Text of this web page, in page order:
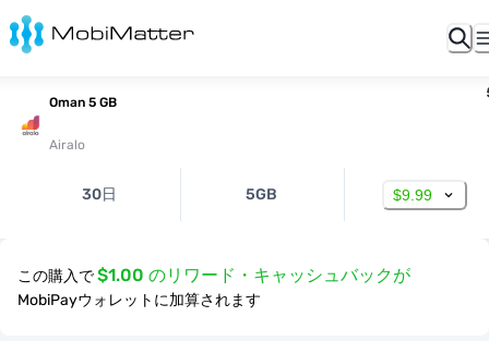
Oman 5 GB
Airalo
30日 5GB $9.99
この購入で$1.00 のリワード・キャッシュバックが
MobiPayウォレットに加算されます